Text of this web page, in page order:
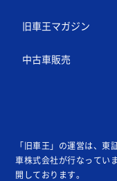
旧車王マガジン
中古車販売
「旧車王」の運営は、
車株式会社が行なってい
開しております。